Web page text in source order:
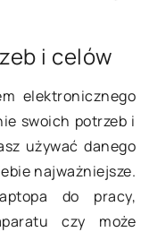
i celów
elektronicznego
swoich potrzeb i
używać danego
najważniejsze.
do pracy,
czy może